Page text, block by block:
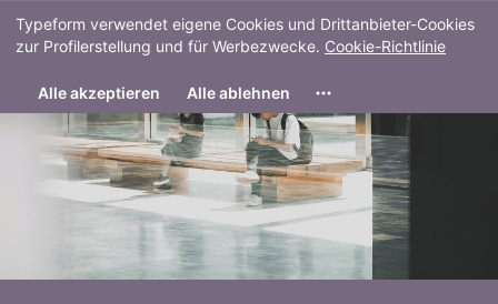
Starten
Typeform verwendet eigene Cookies und Drittanbieter-Cookies
zur Profilerstellung und für Werbezwecke. Cookie-Richtlinie
Alle akzeptieren Alle ablehnen